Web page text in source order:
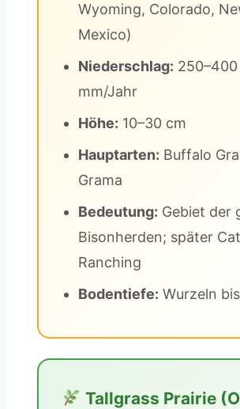
Wyoming, Colorado,
Mexico)
Niederschlag: 250–400
mm/Jahr
Höhe: 10–30 cm
Hauptarten: Buffalo
Grama
Bedeutung: Gebiet der
Bisonherden; später
Ranching
Bodentiefe: Wurzeln
Tallgrass Prairie